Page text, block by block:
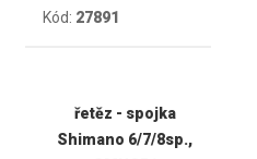
Kód: 27891
řetěz - spojka
Shimano 6/7/8sp.,